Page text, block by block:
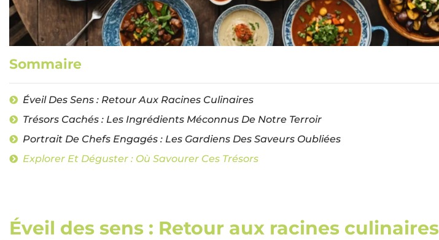
Sommaire
Éveil Des Sens : Retour Aux Racines Culinaires
Trésors Cachés : Les Ingrédients Méconnus De Notre Terroir
Portrait De Chefs Engagés : Les Gardiens Des Saveurs Oubliées
Explorer Et Déguster : Où Savourer Ces Trésors
Éveil des sens : Retour aux racines culinaires